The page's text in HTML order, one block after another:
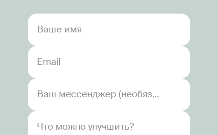
Ваше имя
Email
Ваш мессенджер (необязательно)
Что можно улучшить?